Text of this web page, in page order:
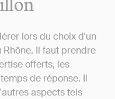
lors du choix d'un
Il faut prendre
offerts, les
de réponse. Il
aspects tels